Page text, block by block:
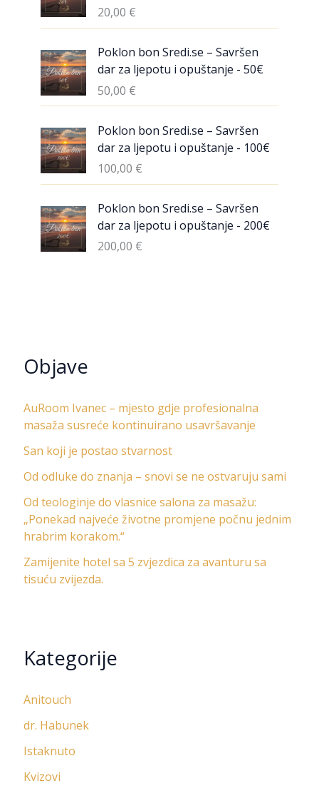
20,00 €
Poklon bon Sredi.se – Savršen
dar za ljepotu i opuštanje - 50€
50,00 €
Poklon bon Sredi.se – Savršen
dar za ljepotu i opuštanje - 100€
100,00 €
Poklon bon Sredi.se – Savršen
dar za ljepotu i opuštanje - 200€
200,00 €
Objave
AuRoom Ivanec – mjesto gdje profesionalna
masaža susreće kontinuirano usavršavanje
San koji je postao stvarnost
Od odluke do znanja – snovi se ne ostvaruju sami
Od teologinje do vlasnice salona za masažu:
„Ponekad najveće životne promjene počnu jednim
hrabrim korakom.“
Zamijenite hotel sa 5 zvjezdica za avanturu sa
tisuću zvijezda.
Kategorije
Anitouch
dr. Habunek
Istaknuto
Kvizovi